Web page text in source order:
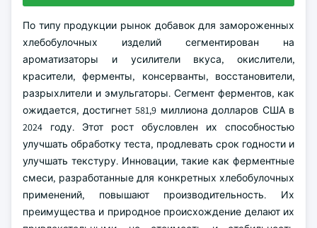
По типу продукции рынок добавок для замороженных
хлебобулочных изделий сегментирован на
ароматизаторы и усилители вкуса, окислители,
красители, ферменты, консерванты, восстановители,
разрыхлители и эмульгаторы. Сегмент ферментов, как
ожидается, достигнет 581,9 миллиона долларов США в
2024 году. Этот рост обусловлен их способностью
улучшать обработку теста, продлевать срок годности и
улучшать текстуру. Инновации, такие как ферментные
смеси, разработанные для конкретных хлебобулочных
применений, повышают производительность. Их
преимущества и природное происхождение делают их